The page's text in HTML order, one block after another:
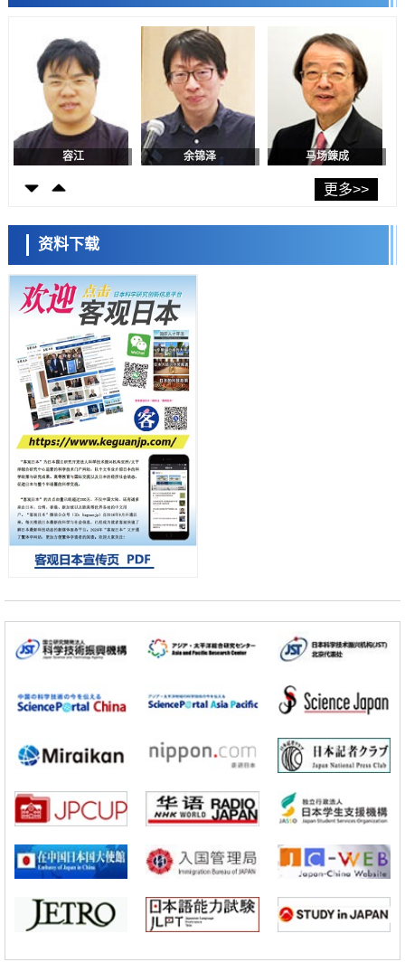
迥异之谜
神户大学确认口服癌症疫苗B440单药给药的安全性，在转移性尿路上皮
癌患者中开展临床试验
政策
日本发布《令和8年版科学技术与创新白皮书》，解读第七期基本计划
首年度政策方向
科学研究
东京大学发现可诱导细胞死亡的新型信使物质
科学研究
东京都健康长寿医疗中心跨器官揭示衰老过程中的糖链变化
产总研无需石油利用松脂制备石墨前驱体，可作为电池电极材料
科学研究
东京大学和海上保安厅等发现南海海槽沿线板块边界锁定状态存在区域
差异
政策
日本第2次医疗研究开发调整费，根据一线实际情况和需求分配99.3亿
日元
科学研究
千叶大学鉴定出导致难治性疾病“肺高血压症”恶化的蛋白质“MYL9/12”，
会引发血管结构恶化
科学研究
京都大学高效生成光的构成单元“光子”，可应用于量子计算机
科学研究
开发出300亿年仅误差1秒的光晶格钟，构建网络将其打造为下一代社会
基础设施
经济・社会
日本成立“以人为本AI联盟”——力争借助AI拓展社会公众创造力，依托
产学合作推进研发
科学研究
带大量基因的人工细胞
政策
展研究
科学研究
科学研究
开发出300亿年仅误差1秒的光晶格钟，构建网络将其打造为下一代社会
基础设施
经济・社会
日本成立“以人为本AI联盟”——力争借助AI拓展社会公众创造力，依托
科学研究
大阪大学开发出膜脂质可视化工具，使脂质探针的高效开发成为可能
科学研究
立教大学在试管内构建长链人工基因组DNA自我复制系统，有望实现携
带大量基因的人工细胞
容江 余锦泽 马场錬成
日本科学未来馆 科学交
小岩井忠道 泷川 进
更多>>
资料下载